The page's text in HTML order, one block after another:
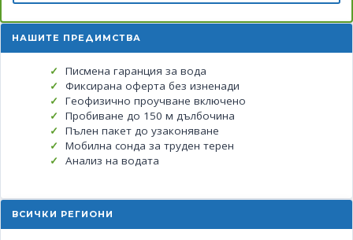
НАШИТЕ ПРЕДИМСТВА
Писмена гаранция за вода
Фиксирана оферта без изненади
Геофизично проучване включено
Пробиване до 150 м дълбочина
Пълен пакет до узаконяване
Мобилна сонда за труден терен
Анализ на водата
ВСИЧКИ РЕГИОНИ